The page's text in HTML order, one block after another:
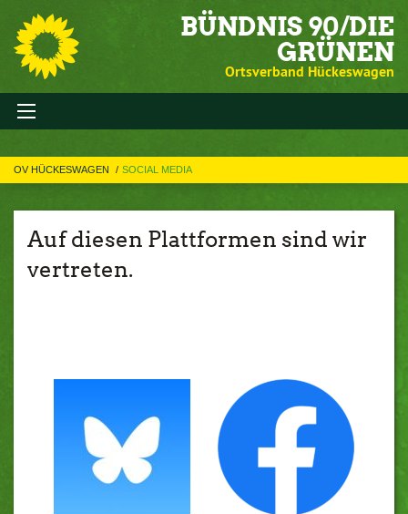
BÜNDNIS 90/DIE
GRÜNEN
Ortsverband Hückeswagen
OV HÜCKESWAGEN SOCIAL MEDIA
Auf diesen Plattformen sind wir
vertreten.